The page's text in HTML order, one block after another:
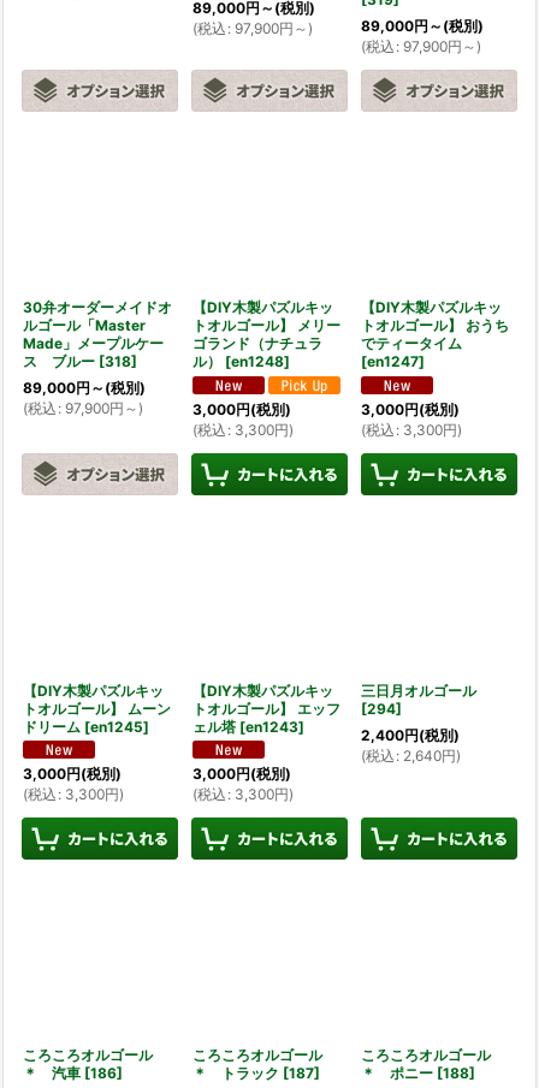
89,000円 ～ (税別)
(税込 : 97,900円 ～)
89,000円 ～ (税別)
(税込 : 97,900円 ～)
30弁オーダーメイドオ
ルゴール「Master
Made」メープルケー
ス ブルー [318]
89,000円 ～ (税別)
(税込 : 97,900円 ～)
【DIY木製パズルキッ
トオルゴール】 メリー
ゴランド（ナチュラ
ル）
[en1248]
3,000円(税別)
(税込 : 3,300円)
【DIY木製パズルキッ
トオルゴール】 おうち
でティータイム
[en1247]
3,000円(税別)
(税込 : 3,300円)
【DIY木製パズルキッ
トオルゴール】 ムーン
ドリーム [en1245]
3,000円(税別)
(税込 : 3,300円)
【DIY木製パズルキッ
トオルゴール】 エッフ
ェル塔 [en1243]
3,000円(税別)
(税込 : 3,300円)
三日月オルゴール
[294]
2,400円(税別)
(税込 : 2,640円)
ころころオルゴール
＊ 汽車 [186]
ころころオルゴール
＊ トラック [187]
ころころオルゴール
＊ ポニー [188]